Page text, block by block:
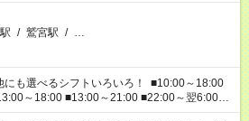
/ 鷲宮駅 / …
～18:00 ■13:00～21:00 ■22:00～翌6:00
を教えてください！